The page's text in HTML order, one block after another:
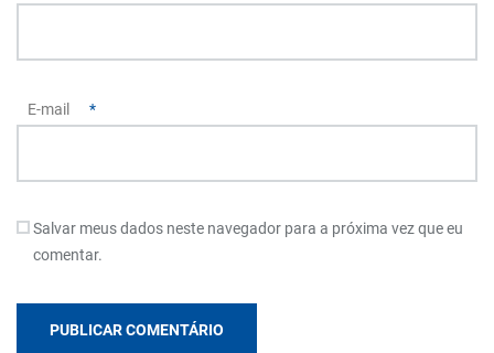
E-mail *
Salvar meus dados neste navegador para a próxima vez que eu
comentar.